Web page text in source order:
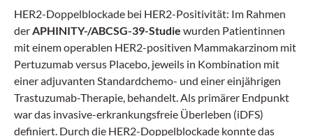
HER2-Doppelblockade bei HER2-Positivität: Im Rahmen
derAPHINITY-/ABCSG-39-Studie wurden Patientinnen
mit einem operablen HER2-positiven Mammakarzinom mit
Pertuzumab versus Placebo, jeweils in Kombination mit
einer adjuvanten Standardchemo- und einer einjährigen
Trastuzumab-Therapie, behandelt. Als primärer Endpunkt
war das invasive-erkrankungsfreie Überleben (iDFS)
definiert. Durch die HER2-Doppelblockade konnte das